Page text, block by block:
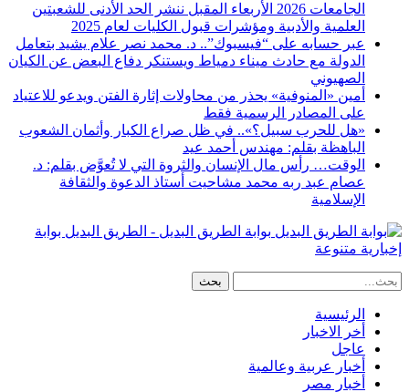
الجامعات 2026 الأربعاء المقبل ننشر الحد الأدنى للشعبتين
العلمية والأدبية ومؤشرات قبول الكليات لعام 2025
عبر حسابه على “فيسبوك”.. د. محمد نصر علام يشيد بتعامل
الدولة مع حادث ميناء دمياط ويستنكر دفاع البعض عن الكيان
الصهيوني
أمين «المنوفية» يحذر من محاولات إثارة الفتن ويدعو للاعتياد
على المصادر الرسمية فقط
«هل للحرب سبيل؟».. في ظل صراع الكبار وأثمان الشعوب
الباهظة بقلم: مهندس أحمد عيد
الوقت… رأس مال الإنسان والثروة التي لا تُعوَّض بقلم: د.
عصام عبد ربه محمد مشاحيت أستاذ الدعوة والثقافة
الإسلامية
بوابة الطريق البديل - الطريق البديل بوابة
إخبارية متنوعة
الرئيسية
أخر الاخبار
عاجل
أخبار عربية وعالمية
أخبار مصر